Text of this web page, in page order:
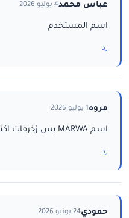
عباس محمد4 يوليو 2026
اسم المستخدم
رد
مروه1 يوليو 2026
اسم MARWA بس زخرفات اكثر
رد
حمودي24 يونيو 2026